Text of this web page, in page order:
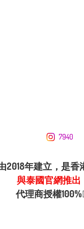
7940
2018年建立，是香
與泰國官網推
代理商授權